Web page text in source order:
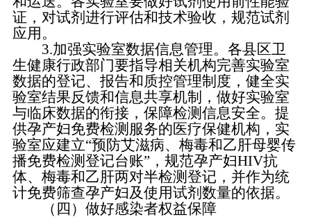
证，对试剂进行评估和技术验收，规范试剂
应用。
3.加强实验室数据信息管理。各县区卫
生健康行政部门要指导相关机构完善实验室
数据的登记、报告和质控管理制度，健全实
验室结果反馈和信息共享机制，做好实验室
与临床数据的衔接，保障检测信息安全。提
供孕产妇免费检测服务的医疗保健机构，实
验室应建立“预防艾滋病、梅毒和乙肝母婴传
播免费检测登记台账”，规范孕产妇HIV抗
体、梅毒和乙肝两对半检测登记，并作为统
计免费筛查孕产妇及使用试剂数量的依据。
（四）做好感染者权益保障